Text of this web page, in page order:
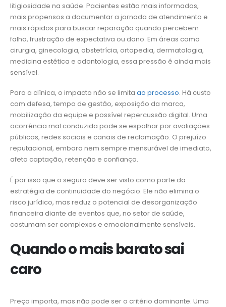
litigiosidade na saúde. Pacientes estão mais informados,
mais propensos a documentar a jornada de atendimento e
mais rápidos para buscar reparação quando percebem
falha, frustração de expectativa ou dano. Em áreas como
cirurgia, ginecologia, obstetrícia, ortopedia, dermatologia,
medicina estética e odontologia, essa pressão é ainda mais
sensível.
Para a clínica, o impacto não se limita ao processo. Há custo
com defesa, tempo de gestão, exposição da marca,
mobilização da equipe e possível repercussão digital. Uma
ocorrência mal conduzida pode se espalhar por avaliações
públicas, redes sociais e canais de reclamação. O prejuízo
reputacional, embora nem sempre mensurável de imediato,
afeta captação, retenção e confiança.
É por isso que o seguro deve ser visto como parte da
estratégia de continuidade do negócio. Ele não elimina o
risco jurídico, mas reduz o potencial de desorganização
financeira diante de eventos que, no setor de saúde,
costumam ser complexos e emocionalmente sensíveis.
Quando o mais barato sai
caro
Preço importa, mas não pode ser o critério dominante. Uma